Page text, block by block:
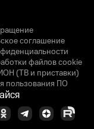
соглашение
файлов cookie
(ТВ и приставки)
пользования ПО